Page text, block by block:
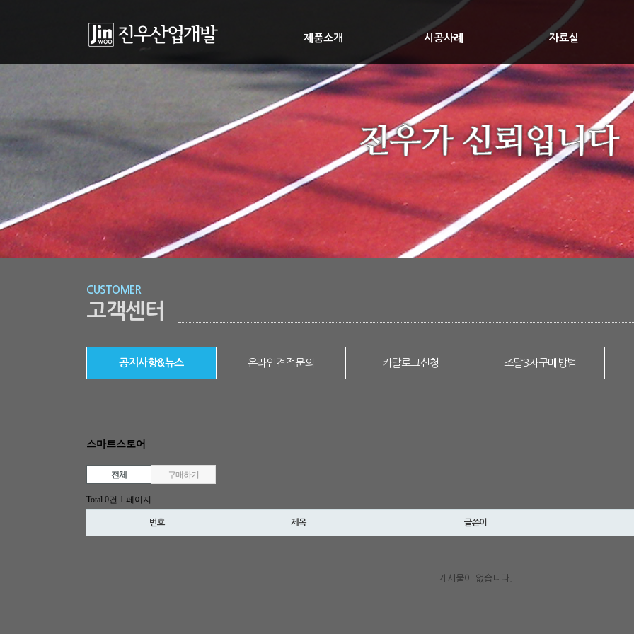
제품소개 시공사례 자료실
CUSTOMER
고객센터
공지사항&뉴스 온라인견적문의 카달로그신청 조달3자구매방법
스마트스토어
전체 구매하기
Total 0건 1 페이지
번호 제목 글쓴이
게시물이 없습니다.